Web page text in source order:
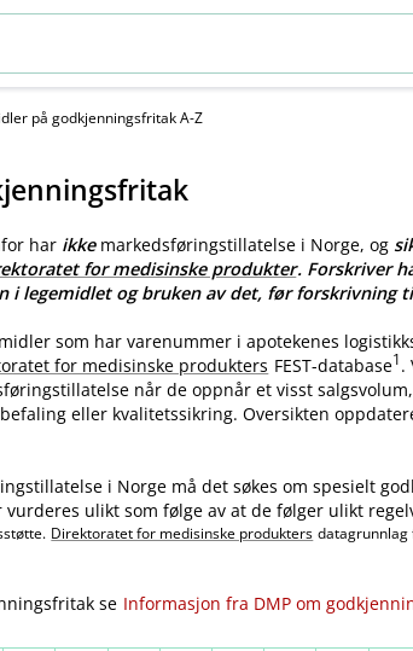
på godkjenningsfritak A-Z
har ikkemarkedsføringstillatelse i Norge, og
for medisinske produkter. Forskriver
i legemidlet og bruken av det, før forskrivning
som har varenummer i apotekenes
for medisinske produkters FEST-database1.
når de oppnår et visst
eller kvalitetssikring. Oversikten
i Norge må det søkes om spesielt
ulikt som følge av at de følger ulikt
Direktoratet for medisinske produkters
se Informasjon fra DMP om